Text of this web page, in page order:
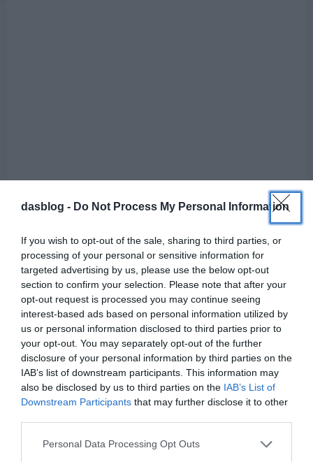
dasblog - Do Not Process My Personal Information
If you wish to opt-out of the sale, sharing to third parties, or
processing of your personal or sensitive information for
targeted advertising by us, please use the below opt-out
section to confirm your selection. Please note that after your
opt-out request is processed you may continue seeing
interest-based ads based on personal information utilized by
us or personal information disclosed to third parties prior to
your opt-out. You may separately opt-out of the further
disclosure of your personal information by third parties on the
IAB’s list of downstream participants. This information may
also be disclosed by us to third parties on the IAB’s List of
Downstream Participants that may further disclose it to other
Please note that this website/app uses one or more Google
Personal Data Processing Opt Outs
„Huszonöt év alatt százhetvenötezer autót adtunk át, de
számunkra ezek nem pusztán értékesítési számok, hanem
különböző történetek. Minden szerződéskötés mögött ott van
egy család, egy élethelyzet vagy egy új kezdet. Jó látni, hogy
egy ellenőrzött, garanciával támogatott használt autóval
milyen pozitív hatással lehetünk az ügyfeleink mindennapjaira.
Reméljük, hogy a következő években még sok hasonló
történet épül be a Das WeltAuto életébe” – mondta Kálmán
Balázs, a Das WeltAuto márkakoordinátora.
A fentiek különösen fontosak egy olyan piacon, ahol továbbra
is gyakoriak az átverések.
A vevők sokszor bizonytalan előéletű autókkal, hiányos
információkkal, nehezen ellenőrizhető futásteljesítménnyel
vagy utólag kellemetlen meglepetéseket okozó műszaki